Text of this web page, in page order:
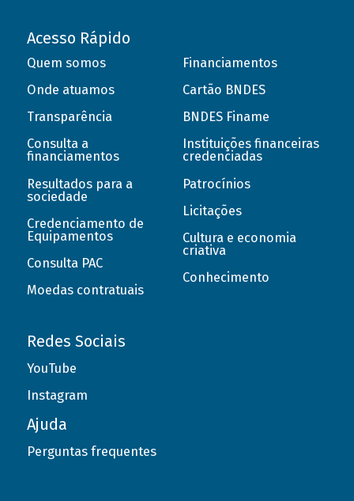
Acesso Rápido
Quem somos
Onde atuamos
Transparência
Consulta a
financiamentos
Resultados para a
sociedade
Credenciamento de
Equipamentos
Consulta PAC
Moedas contratuais
Financiamentos
Cartão BNDES
BNDES Finame
Instituições financeiras
credenciadas
Patrocínios
Licitações
Cultura e economia
criativa
Conhecimento
Redes Sociais
YouTube
Instagram
Ajuda
Perguntas frequentes